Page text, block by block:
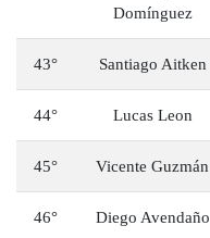
Domínguez
43° Santiago Aitken
44° Lucas Leon
45° Vicente Guzmán
46° Diego Avendaño